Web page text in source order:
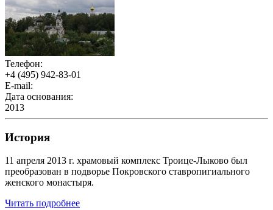
Телефон:
+4 (495) 942-83-01
E-mail:
Дата основания:
2013
История
11 апреля 2013 г. храмовый комплекс Троице-Лыково был
преобразован в подворье Покровского ставропигиального
женского монастыря.
Читать подробнее